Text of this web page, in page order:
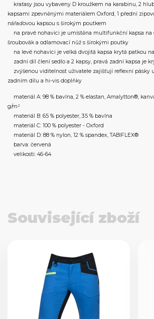
kraťasy jsou vybaveny D kroužkem na karabinu, 2
kapsami zpevněnými materiálem Oxford, 1 přední
nářaďovou kapsou s širokým poutkem
na pravé nohavici je umístěna multifunkční kapsa na
šroubovák a odlamovací nůž s širokými poutky
na levé nohavici je velká dvojitá kapsa krytá patkou
zadní díl člení sedlo a 2 kapsy, pravá zadní kapsa je
zvýšenou viditelnost uživatele zajišťují reflexní pásky
zadním dílu a hi-vis doplňky
materiál A: 98 % bavlna, 2 % elastan, Amalytton®,
g/m²
materiál B: 65 % polyester, 35 % bavlna
materiál C: 100 % polyester - Oxford
materiál D: 88 % nylon, 12 % spandex, TABIFLEX®
barva: červená
velikosti: 46-64
Související zboží